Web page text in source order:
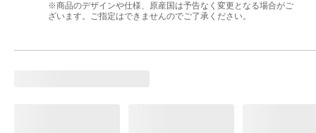
※商品のデザインや仕様、原産国は予告なく変更となる場合がご
ざいます。ご指定はできませんのでご了承ください。